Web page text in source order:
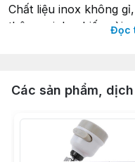
Chất liệu inox không
thông minh, chiếc vòi
bạn lựa chọn đó là 1
Kích thước: dài 15cm.
Ren chuyển: đường
Đọc
Các sản phẩm,